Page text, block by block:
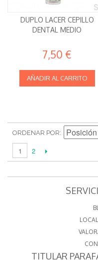
DUPLO LACER CEPILLO
DENTAL MEDIO
7,50 €
AÑADIR AL CARRITO
ORDENAR POR
1 2
TITULAR